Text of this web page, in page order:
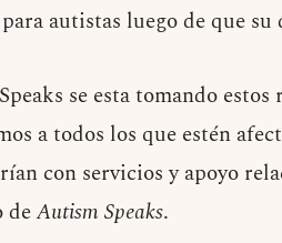
autistas luego de que
se esta tomando
a todos los que estén
con servicios y apoyo
deAutism Speaks.